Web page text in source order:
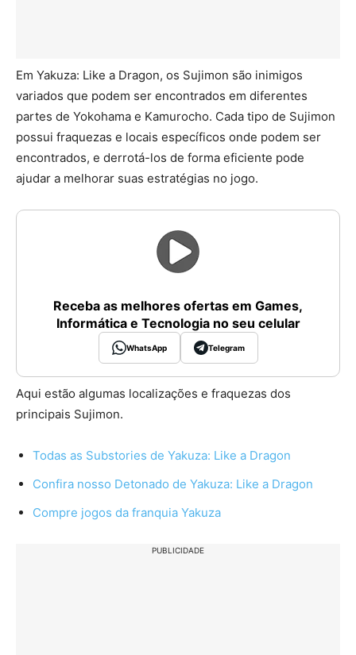
Em Yakuza: Like a Dragon, os Sujimon são inimigos
variados que podem ser encontrados em diferentes
partes de Yokohama e Kamurocho. Cada tipo de Sujimon
possui fraquezas e locais específicos onde podem ser
encontrados, e derrotá-los de forma eficiente pode
ajudar a melhorar suas estratégias no jogo.
Receba as melhores ofertas em Games,
Informática e Tecnologia no seu celular
WhatsApp Telegram
Aqui estão algumas localizações e fraquezas dos
principais Sujimon.
Todas as Substories de Yakuza: Like a Dragon
Confira nosso Detonado de Yakuza: Like a Dragon
Compre jogos da franquia Yakuza
PUBLICIDADE